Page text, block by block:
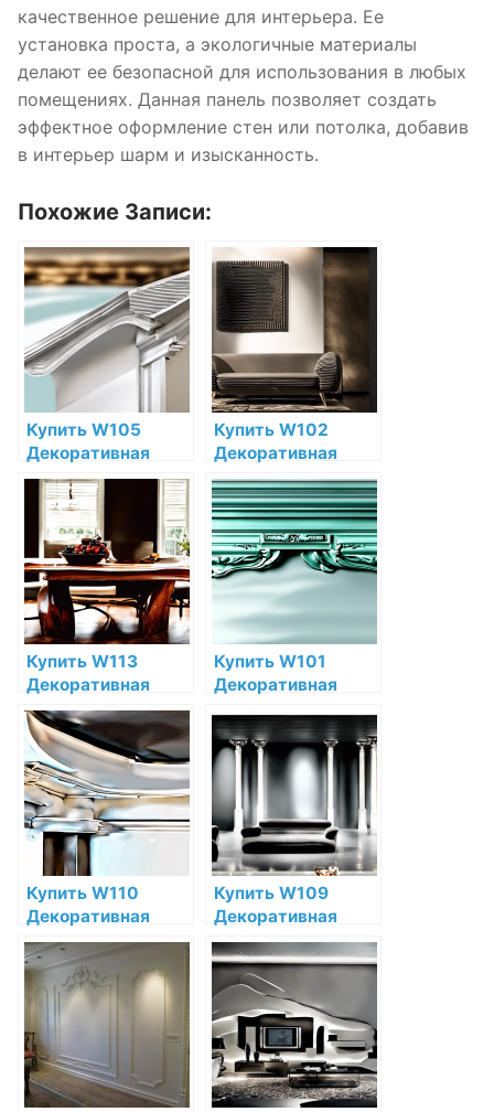
качественное решение для интерьера. Ее
установка проста, а экологичные материалы
делают ее безопасной для использования в любых
помещениях. Данная панель позволяет создать
эффектное оформление стен или потолка, добавив
в интерьер шарм и изысканность.
Похожие Записи:
Купить W105
Декоративная
панель Rombus
Orac Decor
Полиуретан Orac
Decor по низкой
цене в интернет-
магазине
Купить W102
Декоративная
панель Cubi Orac
Decor Полиуретан
Orac Decor по
низкой цене в
интернет-
магазине
Купить W113
Декоративная
панель Orac Decor
Cobble
Полиуретан Orac
Decor по низкой
цене в интернет-
магазине
Купить W101
Декоративная
Orac Decor
Полиуретан Orac
Decor по низкой
цене в интернет-
магазине
Купить W110
Декоративная
панель Orac Decor
Hill Полиуретан
Orac Decor по
низкой цене в
интернет-
магазине
Купить W109
Декоративная
панель Orac Decor
Valley Полиуретан
Orac Decor по
низкой цене в
интернет-
магазине